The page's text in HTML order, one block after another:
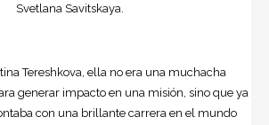
Svetlana Savitskaya.
Tereshkova, ella no era una muchacha
generar impacto en una misión, sino que ya
con una brillante carrera en el mundo